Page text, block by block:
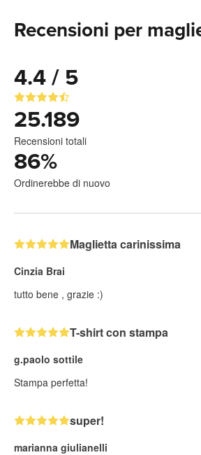
Recensioni per
4.4 / 5
25.189
Recensioni totali
86%
Ordinerebbe di nuovo
Maglietta carinissima
Cinzia Brai
tutto bene , grazie :)
T-shirt con stampa
g.paolo sottile
Stampa perfetta!
super!
marianna giulianelli